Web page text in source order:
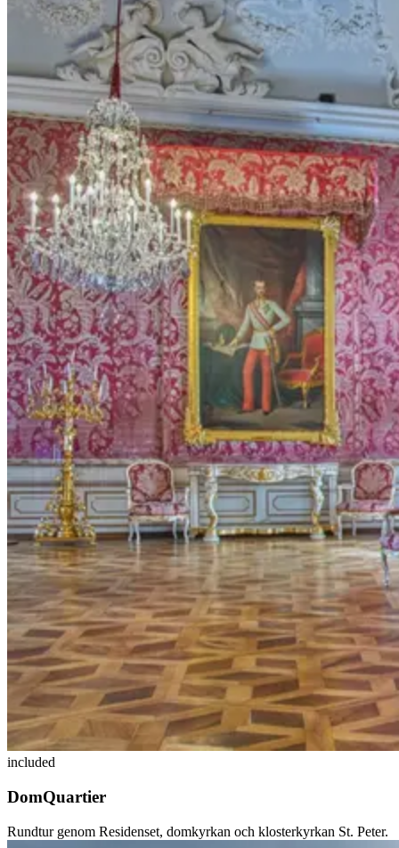
included
DomQuartier
Rundtur genom Residenset, domkyrkan och klosterkyrkan St. Peter.